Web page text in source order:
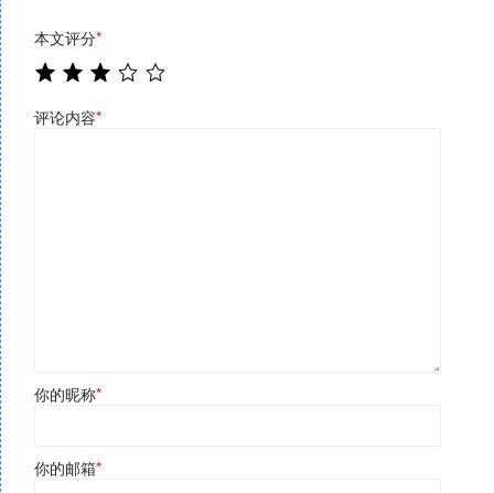
本文评分*
评论内容*
你的昵称*
你的邮箱*